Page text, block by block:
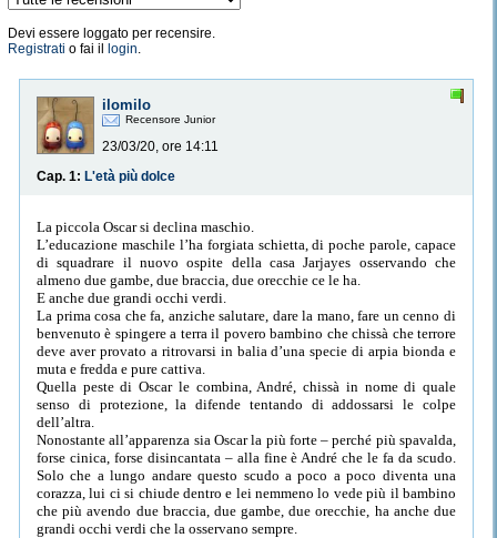
Devi essere loggato per recensire.
Registrati o fai il login.
ilomilo
Recensore Junior
23/03/20, ore 14:11
Cap. 1: L'età più dolce
La piccola Oscar si declina maschio.
L’educazione maschile l’ha forgiata schietta, di poche parole, capace
di squadrare il nuovo ospite della casa Jarjayes osservando che
almeno due gambe, due braccia, due orecchie ce le ha.
E anche due grandi occhi verdi.
La prima cosa che fa, anziche salutare, dare la mano, fare un cenno di
benvenuto è spingere a terra il povero bambino che chissà che terrore
deve aver provato a ritrovarsi in balia d’una specie di arpia bionda e
muta e fredda e pure cattiva.
Quella peste di Oscar le combina, André, chissà in nome di quale
senso di protezione, la difende tentando di addossarsi le colpe
dell’altra.
Nonostante all’apparenza sia Oscar la più forte – perché più spavalda,
forse cinica, forse disincantata – alla fine è André che le fa da scudo.
Solo che a lungo andare questo scudo a poco a poco diventa una
corazza, lui ci si chiude dentro e lei nemmeno lo vede più il bambino
che più avendo due braccia, due gambe, due orecchie, ha anche due
grandi occhi verdi che la osservano sempre.